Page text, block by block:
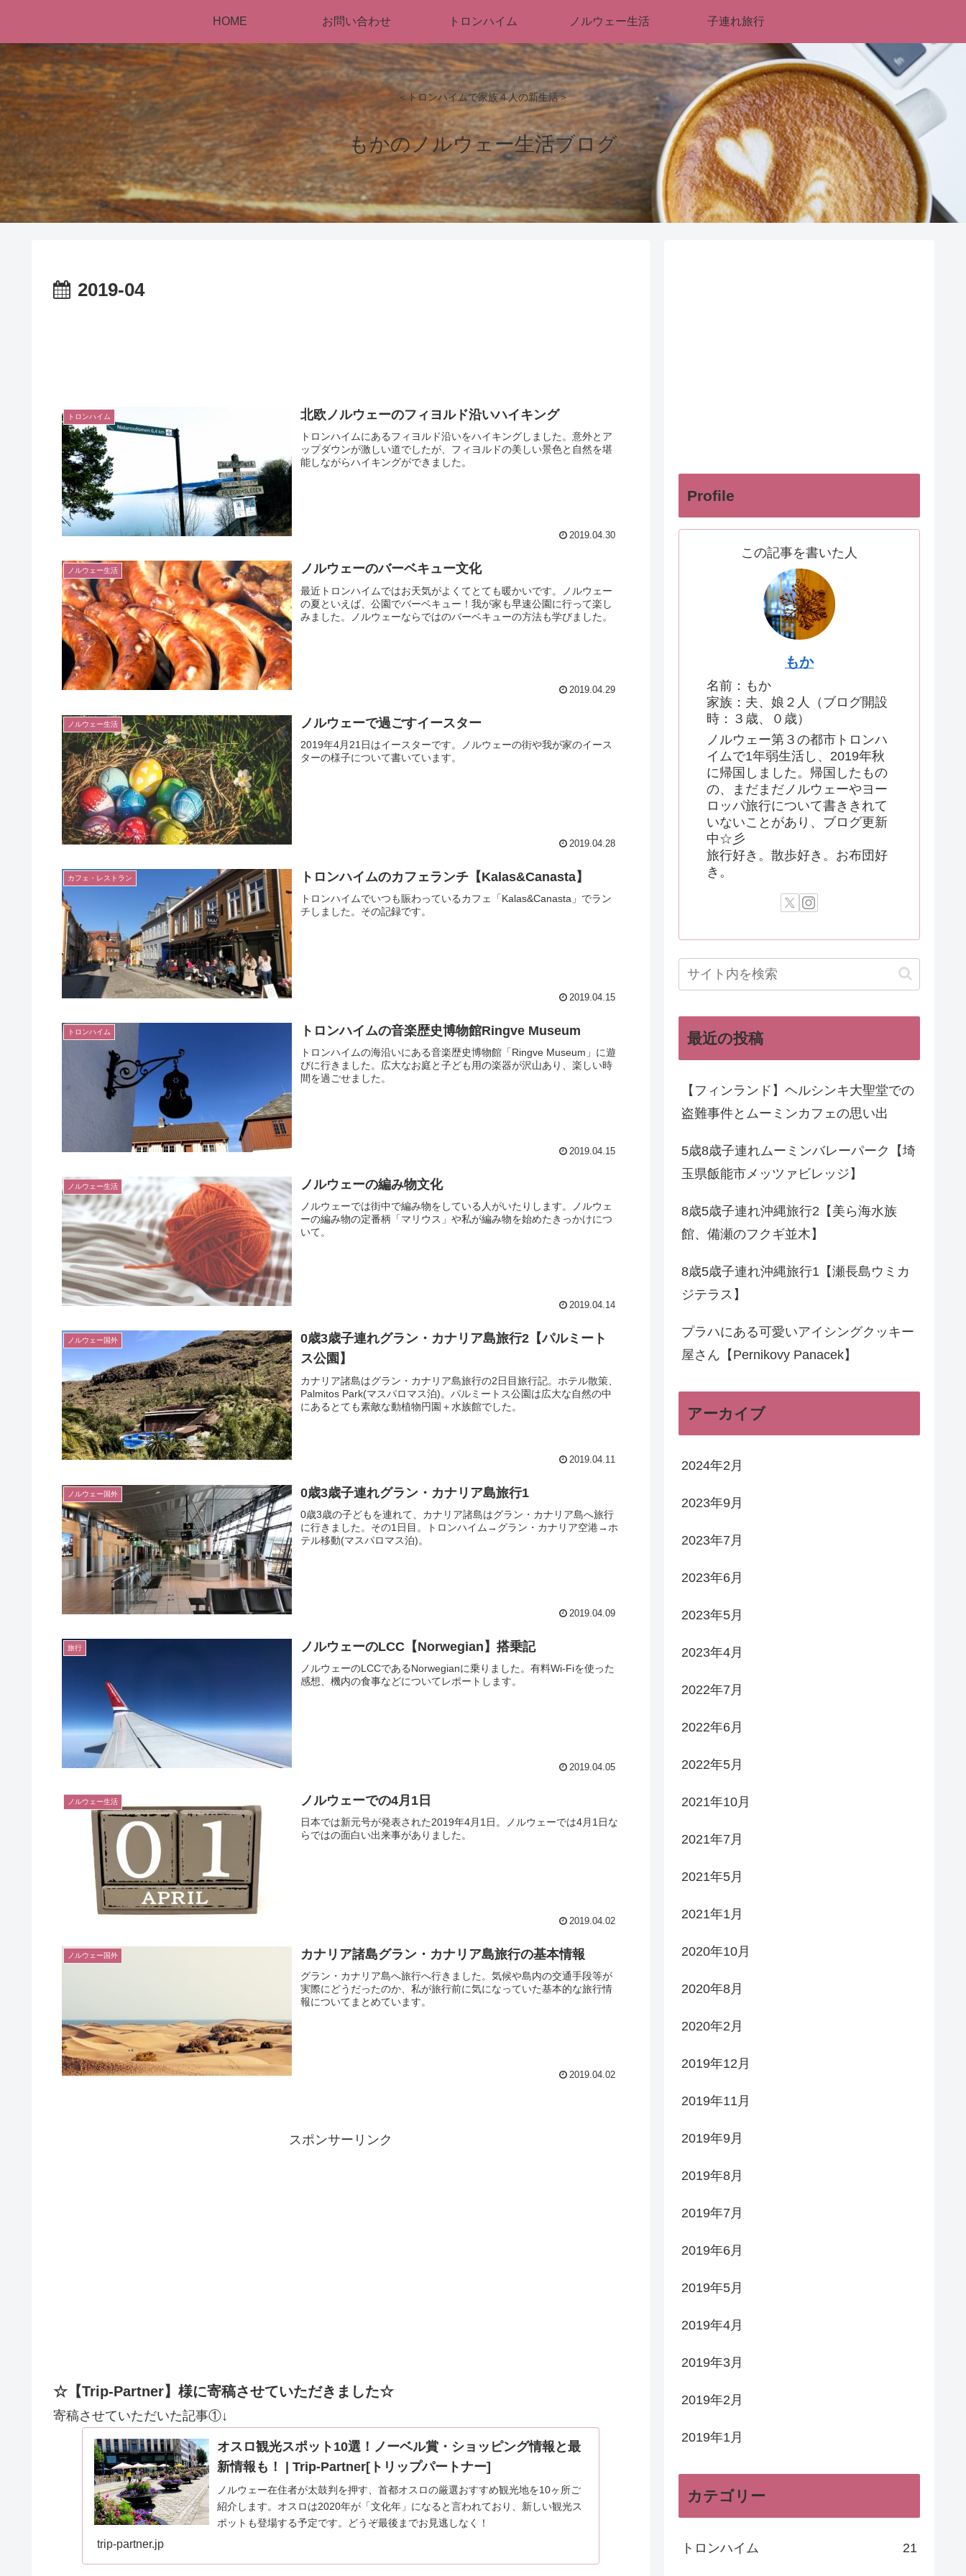
＜トロンハイムで家族４人の新生活＞
もかのノルウェー生活ブログ
HOME お問い合わせ トロンハイム ノルウェー生活 子連れ旅行
2019-04
トロンハイム 北欧ノルウェーのフィヨルド沿いハイキング
トロンハイムにあるフィヨルド沿いをハイキングしました。意外とア
ップダウンが激しい道でしたが、フィヨルドの美しい景色と自然を堪
能しながらハイキングができました。
2019.04.30
ノルウェー生活 ノルウェーのバーベキュー文化
最近トロンハイムではお天気がよくてとても暖かいです。ノルウェー
の夏といえば、公園でバーベキュー！我が家も早速公園に行って楽し
みました。ノルウェーならではのバーベキューの方法も学びました。
2019.04.29
ノルウェー生活 ノルウェーで過ごすイースター
2019年4月21日はイースターです。ノルウェーの街や我が家のイース
ターの様子について書いています。
2019.04.28
カフェ・レストラン トロンハイムのカフェランチ【Kalas&Canasta】
トロンハイムでいつも賑わっているカフェ「Kalas&Canasta」でラン
チしました。その記録です。
2019.04.15
トロンハイム トロンハイムの音楽歴史博物館Ringve Museum
トロンハイムの海沿いにある音楽歴史博物館「Ringve Museum」に遊
びに行きました。広大なお庭と子ども用の楽器が沢山あり、楽しい時
間を過ごせました。
2019.04.15
ノルウェー生活 ノルウェーの編み物文化
ノルウェーでは街中で編み物をしている人がいたりします。ノルウェ
ーの編み物の定番柄「マリウス」や私が編み物を始めたきっかけにつ
いて。
2019.04.14
ノルウェー国外
0歳3歳子連れグラン・カナリア島旅行2【パルミート
ス公園】
カナリア諸島はグラン・カナリア島旅行の2日目旅行記。ホテル散策、
Palmitos Park(マスパロマス泊)。パルミートス公園は広大な自然の中
にあるとても素敵な動植物円園＋水族館でした。
2019.04.11
ノルウェー国外 0歳3歳子連れグラン・カナリア島旅行1
0歳3歳の子どもを連れて、カナリア諸島はグラン・カナリア島へ旅行
に行きました。その1日目。トロンハイム→グラン・カナリア空港→ホ
テル移動(マスパロマス泊)。
2019.04.09
旅行 ノルウェーのLCC【Norwegian】搭乗記
ノルウェーのLCCであるNorwegianに乗りました。有料Wi-Fiを使った
感想、機内の食事などについてレポートします。
2019.04.05
ノルウェー生活 ノルウェーでの4月1日
日本では新元号が発表された2019年4月1日。ノルウェーでは4月1日な
らではの面白い出来事がありました。
2019.04.02
ノルウェー国外 カナリア諸島グラン・カナリア島旅行の基本情報
グラン・カナリア島へ旅行へ行きました。気候や島内の交通手段等が
実際にどうだったのか、私が旅行前に気になっていた基本的な旅行情
報についてまとめています。
2019.04.02
スポンサーリンク
☆【Trip-Partner】様に寄稿させていただきました☆
寄稿させていただいた記事①↓
オスロ観光スポット10選！ノーベル賞・ショッピング情報と最
新情報も！ | Trip-Partner[トリップパートナー]
ノルウェー在住者が太鼓判を押す、首都オスロの厳選おすすめ観光地を10ヶ所ご
紹介します。オスロは2020年が「文化年」になると言われており、新しい観光ス
ポットも登場する予定です。どうぞ最後までお見逃しなく！
trip-partner.jp
Profile
この記事を書いた人
もか
名前：もか
家族：夫、娘２人（ブログ開設
時：３歳、０歳）
ノルウェー第３の都市トロンハ
イムで1年弱生活し、2019年秋
に帰国しました。帰国したもの
の、まだまだノルウェーやヨー
ロッパ旅行について書ききれて
いないことがあり、ブログ更新
中☆彡
旅行好き。散歩好き。お布団好
き。
最近の投稿
【フィンランド】ヘルシンキ大聖堂での
盗難事件とムーミンカフェの思い出
5歳8歳子連れムーミンバレーパーク【埼
玉県飯能市メッツァビレッジ】
8歳5歳子連れ沖縄旅行2【美ら海水族
館、備瀬のフクギ並木】
8歳5歳子連れ沖縄旅行1【瀬長島ウミカ
ジテラス】
プラハにある可愛いアイシングクッキー
屋さん【Pernikovy Panacek】
アーカイブ
2024年2月
2023年9月
2023年7月
2023年6月
2023年5月
2023年4月
2022年7月
2022年6月
2022年5月
2021年10月
2021年7月
2021年5月
2021年1月
2020年10月
2020年8月
2020年2月
2019年12月
2019年11月
2019年9月
2019年8月
2019年7月
2019年6月
2019年5月
2019年4月
2019年3月
2019年2月
2019年1月
カテゴリー
トロンハイム 21